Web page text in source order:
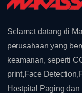
Selamat datang di
perusahaan yang
keamanan, seperti
print,Face
Hostpital Paging dan